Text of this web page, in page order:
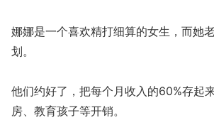
娜娜是一个喜欢精打细算的女生，而她
划。
他们约好了，把每个月收入的60%存起
房、教育孩子等开销。